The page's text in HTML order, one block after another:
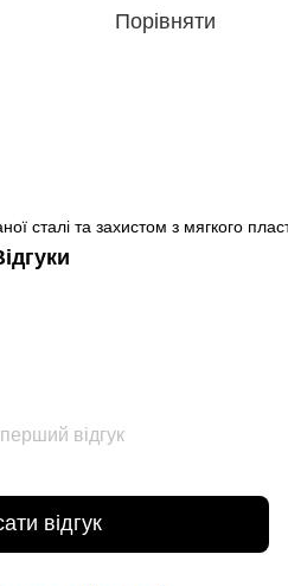
Порівняти
сталі та захистом з мягкого
відгук
відгук